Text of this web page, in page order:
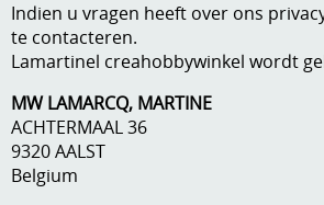
Indien u vragen heeft over ons
te contacteren.
Lamartinel creahobbywinkel wordt
MW LAMARCQ, MARTINE
ACHTERMAAL 36
9320 AALST
Belgium